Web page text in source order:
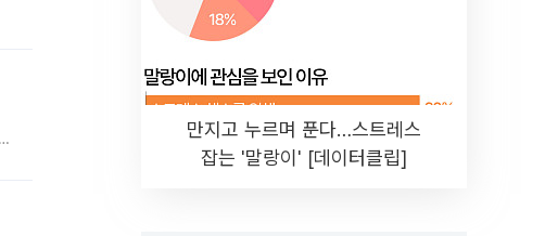
만지고 누르며 푼다…스트레스
잡는 '말랑이' [데이터클립]